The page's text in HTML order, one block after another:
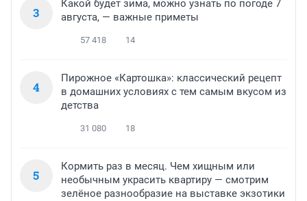
3
Какой будет зима, можно узнать по погоде 7
августа, — важные приметы
57 418 14
4
Пирожное «Картошка»: классический рецепт
в домашних условиях с тем самым вкусом из
детства
31 080 18
5
Кормить раз в месяц. Чем хищным или
необычным украсить квартиру — смотрим
зелёное разнообразие на выставке экзотики